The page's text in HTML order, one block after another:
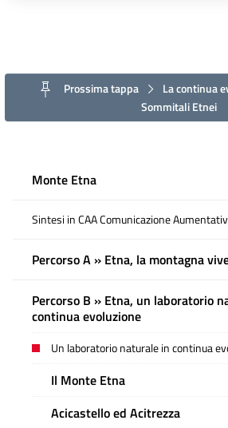
Prossima tappa
La continua
Sommitali Etnei
Monte Etna
Sintesi in CAA Comunicazione
Percorso A » Etna, la montagna
Percorso B » Etna, un laboratorio
continua evoluzione
Un laboratorio naturale in continua
Il Monte Etna
Acicastello ed Acitrezza